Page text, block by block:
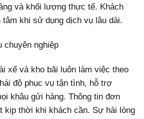
và khối lượng thực tế. Khách
tâm khi sử dụng dịch vụ lâu dài.
chuyên nghiệp
xế và kho bãi luôn làm việc theo
độ phục vụ tận tình, hỗ trợ
khâu gửi hàng. Thông tin đơn
kịp thời khi khách cần. Sự hài lòng